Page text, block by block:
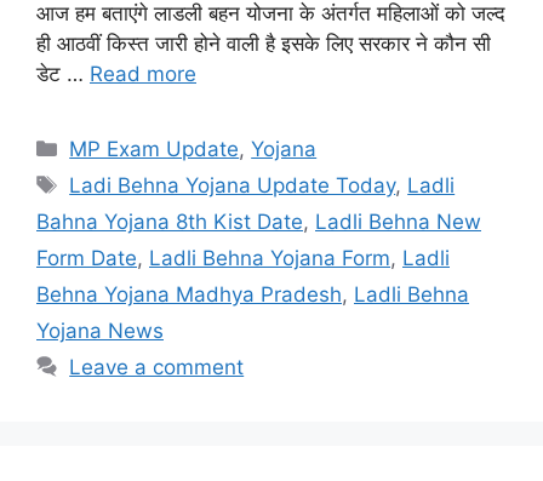
आज हम बताएंगे लाडली बहन योजना के अंतर्गत महिलाओं को जल्द
ही आठवीं किस्त जारी होने वाली है इसके लिए सरकार ने कौन सी
डेट … Read more
Categories
MP Exam Update,Yojana
Tags
Ladi Behna Yojana Update Today, Ladli
Bahna Yojana 8th Kist Date, Ladli Behna New
Form Date, Ladli Behna Yojana Form, Ladli
Behna Yojana Madhya Pradesh, Ladli Behna
Yojana News
Leave a comment